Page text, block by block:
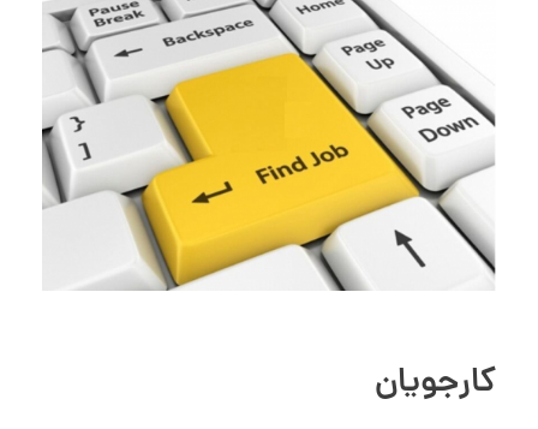
کارجویان